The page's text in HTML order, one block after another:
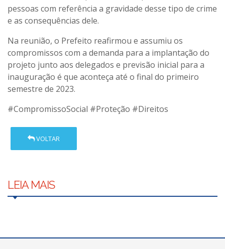
pessoas com referência a gravidade desse tipo de crime
e as consequências dele.
Na reunião, o Prefeito reafirmou e assumiu os
compromissos com a demanda para a implantação do
projeto junto aos delegados e previsão inicial para a
inauguração é que aconteça até o final do primeiro
semestre de 2023.
#CompromissoSocial #Proteção #Direitos
VOLTAR
LEIA MAIS